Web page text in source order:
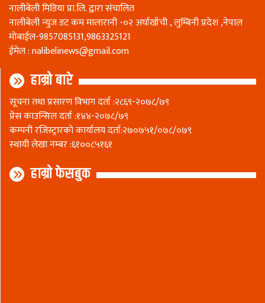
नालीबेली मिडिया प्रा.लि. द्वारा संचालित
नालीबेली न्युज डट कम मालारानी -०२ अर्घाखाँची , लुम्बिनी प्रदेश ,नेपाल
माेबाईल-9857085131,9863325121
ईमेल :nalibelinews@gmail.com
हाम्रो बारे
सूचना तथा प्रसारण विभाग दर्ता :२८६९-२०७८/७९
प्रेस काउन्सिल दर्ता :१४४-२०७८/७९
कम्पनी रजिस्ट्रारकाे कार्यालय दर्ता:२७०७५१/०७८/०७९
स्थायी लेखा नम्बर :६१००८५१६१
हाम्रो फेसबुक